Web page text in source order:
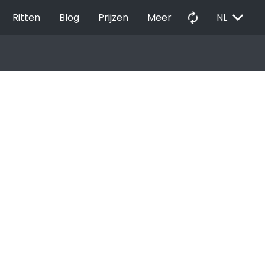
Ritten Blog Prijzen Meer autorenew NL EXPAND_MORE